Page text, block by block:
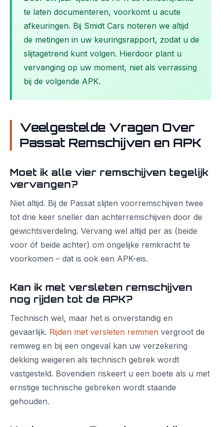
te laten documenteren, voorkomt u acute
afkeuringen. Bij Smidt Cars noteren we altijd
de metingen in uw keuringsrapport, zodat u de
slijtagetrend kunt volgen. Hierdoor plant u
vervanging op uw moment, niet als verrassing
bij de volgende APK.
Veelgestelde Vragen Over
Passat Remschijven en APK
Moet ik alle vier remschijven tegelijk
vervangen?
Niet altijd. Bij de Passat slijten voorremschijven twee
tot drie keer sneller dan achterremschijven door de
gewichtsverdeling. Vervang wel altijd per as (beide
voor óf beide achter) om ongelijke remkracht te
voorkomen – dat is ook een APK-eis.
Kan ik met versleten remschijven
nog rijden tot de APK?
Technisch wel, maar het is onverstandig en
gevaarlijk. Rijden met versleten remmen vergroot de
remweg en bij een ongeval kan uw verzekering
dekking weigeren als technisch gebrek wordt
vastgesteld. Bovendien riskeert u een boete als u met
ernstige technische gebreken wordt staande
gehouden.